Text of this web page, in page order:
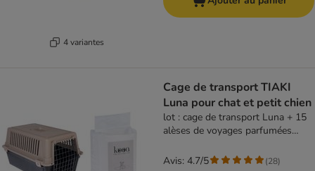
4 variantes
Cage de transport TIAKI
Luna pour chat et petit chien
lot : cage de transport Luna + 15
alèses de voyages parfumées
Avis: 4.7/5 (28)